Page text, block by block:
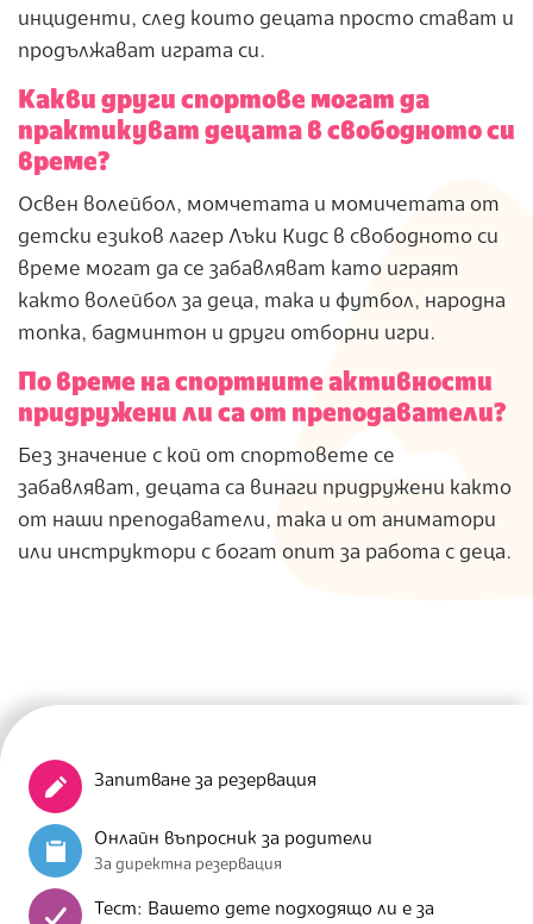
инциденти, след които децата просто стават и
продължават играта си.
Какви други спортове могат да
практикуват децата в свободното си
време?
Освен волейбол, момчетата и момичетата от
детски езиков лагер Лъки Кидс в свободното си
време могат да се забавляват като играят
както волейбол за деца, така и футбол, народна
топка, бадминтон и други отборни игри.
По време на спортните активности
придружени ли са от преподаватели?
Без значение с кой от спортовете се
забавляват, децата са винаги придружени както
от наши преподаватели, така и от аниматори
или инструктори с богат опит за работа с деца.
Запитване за резервация
Онлайн въпросник за родители
За директна резервация
Тест: Вашето дете подходящо ли е за